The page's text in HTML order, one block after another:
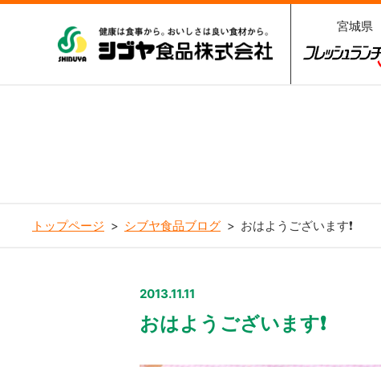
宮城県
トップページ シブヤ食品ブログ おはようございます❗️
2013.11.11
おはようございます❗️